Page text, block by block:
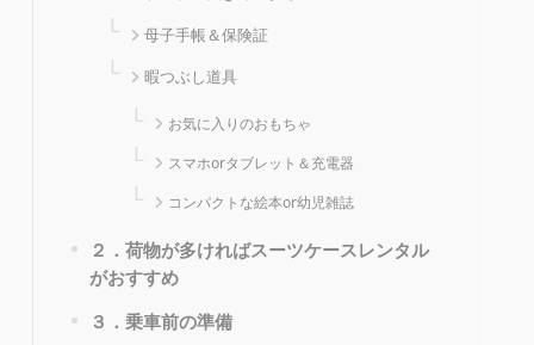
母子手帳＆保険証
暇つぶし道具
お気に入りのおもちゃ
スマホorタブレット＆充電器
コンパクトな絵本or幼児雑誌
２．荷物が多ければスーツケースレンタル
がおすすめ
３．乗車前の準備